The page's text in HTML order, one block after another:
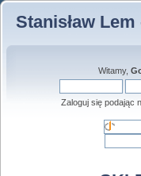
Stanisław
Witamy,
Zaloguj się podając